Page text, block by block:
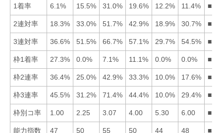
1着率 6.1% 15.5% 31.0% 19.6% 12.2% 11.4%
2連対率 18.3% 33.0% 51.7% 42.9% 18.9% 30.7%
3連対率 36.6% 51.5% 66.7% 57.1% 29.7% 54.5%
枠1着率 27.3% 0.0% 7.1% 11.1% 0.0% 0.0%
枠2連率 36.4% 25.0% 42.9% 33.3% 10.0% 17.6%
枠3連率 45.5% 31.2% 71.4% 44.4% 10.0% 29.4%
枠別コ率 1.00 2.25 3.07 4.00 5.30 6.00
能力指数 47 50 55 50 44 48